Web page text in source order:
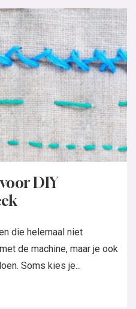
DIY
die helemaal niet
de machine, maar je ook
Soms kies je...